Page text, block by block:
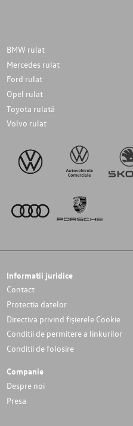
BMW rulat
Mercedes rulat
Ford rulat
Opel rulat
Toyota rulată
Volvo rulat
Informatii juridice
Contact
Protectia datelor
Directiva privind fișierele Cookie
Conditii de permitere a linkurilor
Conditii de folosire
Companie
Despre noi
Presa